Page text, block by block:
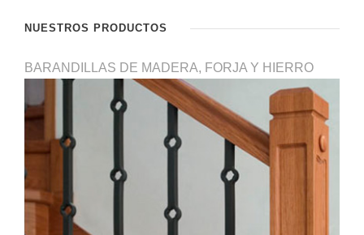
NUESTROS PRODUCTOS
BARANDILLAS DE MADERA, FORJA Y HIERRO